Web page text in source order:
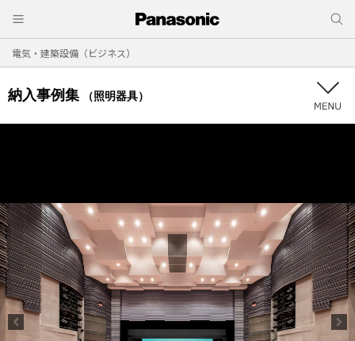
電気・建築設備（ビジネス）
納入事例集 （照明器具）